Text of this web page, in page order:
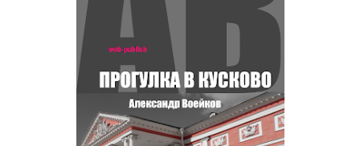
Александр Воейков. Прогулка в
Кускове